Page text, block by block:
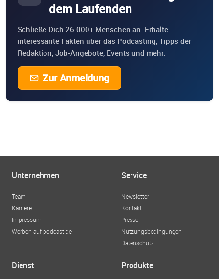
Podcast wird monatlich ausgestrahlt und veröffentlicht.
werden, schreib uns an. Wir freuen uns auf dich und
deinen Erfahrungen "Wo aus Persönlichkeit, Geschichte
dem Laufenden
Schließe Dich 26.000+ Menschen an. Erhalte
interessante Fakten über das Podcasting, Tipps der
Redaktion, Job-Angebote, Events und mehr.
Zur Anmeldung
Unternehmen
Team
Karriere
Impressum
Werben auf podcast.de
Service
Newsletter
Kontakt
Presse
Nutzungsbedingungen
Datenschutz
Dienst Produkte